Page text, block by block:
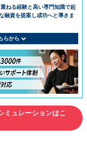
ねる経験と⾼い専⾨知識で起
融資を提案し成功へと導きま
らから
ミュレーションはこ